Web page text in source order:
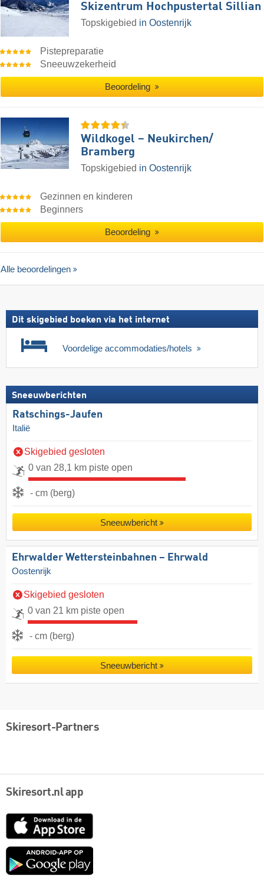
Skizentrum Hochpustertal Sillian
Topskigebied in Oostenrijk
Pistepreparatie
Sneeuwzekerheid
Beoordeling
Wildkogel – Neukirchen/​
Bramberg
Topskigebied in Oostenrijk
Gezinnen en kinderen
Beginners
Beoordeling
Alle beoordelingen
Dit skigebied boeken via het internet
Voordelige accommodaties/hotels
Sneeuwberichten
Ratschings-Jaufen
Italië
Skigebied gesloten
0 van 28,1 km piste open
- cm (berg)
Sneeuwbericht
Ehrwalder Wettersteinbahnen – Ehrwald
Oostenrijk
Skigebied gesloten
0 van 21 km piste open
- cm (berg)
Sneeuwbericht
Skiresort-Partners
Skiresort.nl app
App
Google